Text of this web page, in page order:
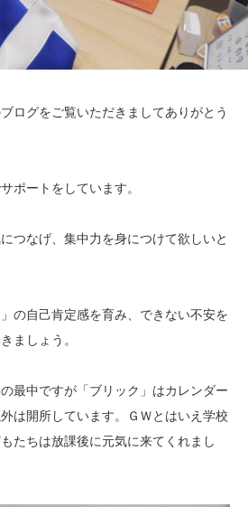
ログをご覧いただきましてありがとう
ポートをしています。
つなげ、集中力を身につけて欲しいと
の自己肯定感を育み、できない不安を
ましょう。
最中ですが「ブリック」はカレンダー
は開所しています。ＧＷとはいえ学校
たちは放課後に元気に来てくれまし